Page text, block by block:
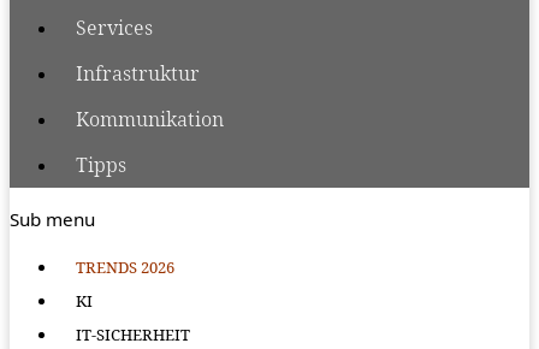
Services
Infrastruktur
Kommunikation
Tipps
Sub menu
TRENDS 2026
KI
IT-SICHERHEIT